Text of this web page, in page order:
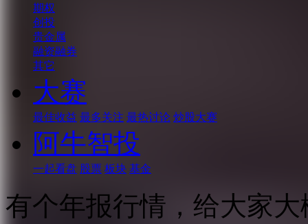
期权
创投
贵金属
融资融券
其它
大赛
最佳收益 最多关注 最热讨论 炒股大赛
阿牛智投
一起看盘 股票 板块 基金
有个年报行情，给大家大